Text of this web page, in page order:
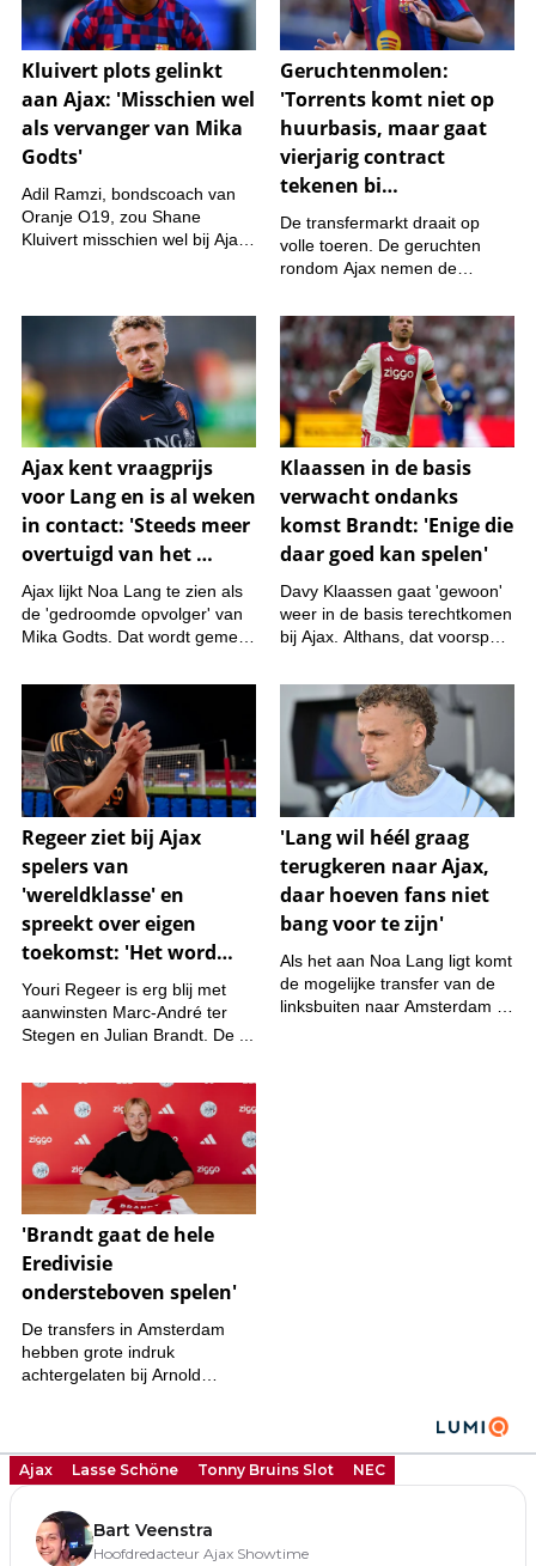
Ajax Lasse Schöne Tonny Bruins Slot NEC
Bart Veenstra
Hoofdredacteur Ajax Showtime